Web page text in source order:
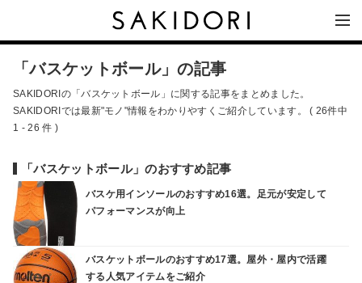
「バスケットボール」の記事
SAKIDORIの「バスケットボール」に関する記事をまとめました。
SAKIDORIでは最新"モノ"情報をわかりやすくご紹介しています。 ( 26件中
1 - 26 件 )
「バスケットボール」のおすすめ記事
バスケ用インソールのおすすめ16選。足元が安定して
パフォーマンスが向上
バスケットボールのおすすめ17選。屋外・屋内で活躍
する人気アイテムをご紹介